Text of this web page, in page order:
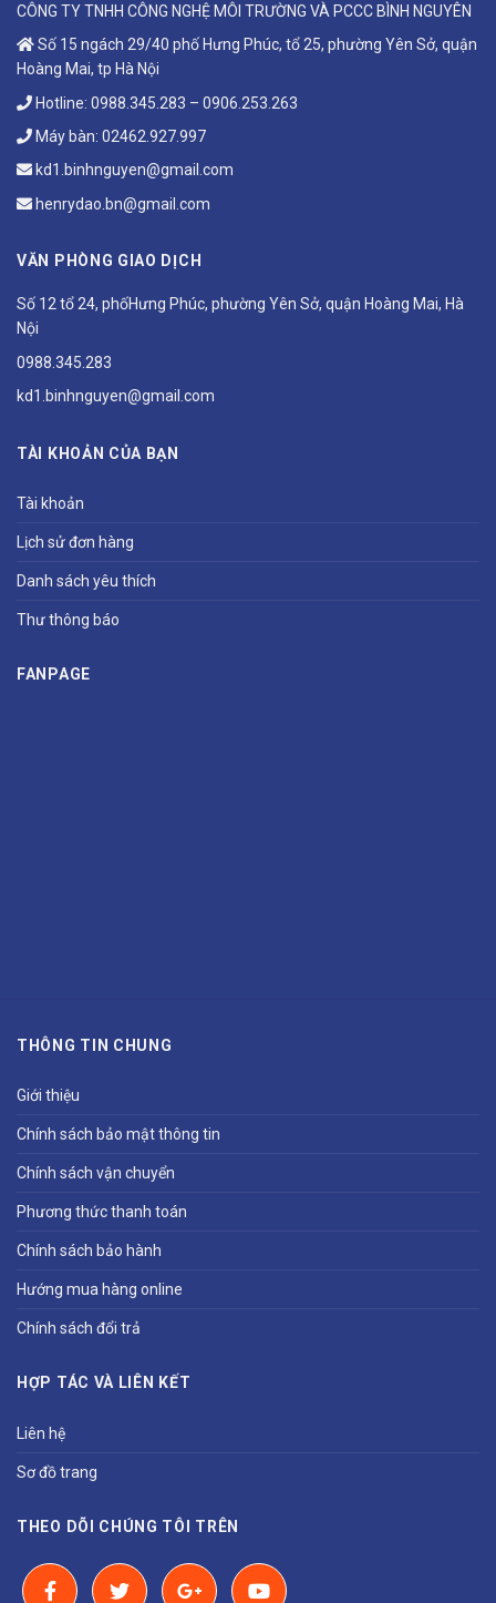
CÔNG TY TNHH CÔNG NGHỆ MÔI TRƯỜNG VÀ PCCC BÌNH NGUYÊN
Số 15 ngách 29/40 phố Hưng Phúc, tổ 25, phường Yên Sở, quận
Hoàng Mai, tp Hà Nội
Hotline: 0988.345.283 – 0906.253.263
Máy bàn: 02462.927.997
kd1.binhnguyen@gmail.com
henrydao.bn@gmail.com
VĂN PHÒNG GIAO DỊCH
Số 12 tổ 24, phốHưng Phúc, phường Yên Sở, quận Hoàng Mai, Hà
Nội
0988.345.283
kd1.binhnguyen@gmail.com
TÀI KHOẢN CỦA BẠN
Tài khoản
Lịch sử đơn hàng
Danh sách yêu thích
Thư thông báo
FANPAGE
THÔNG TIN CHUNG
Giới thiệu
Chính sách bảo mật thông tin
Chính sách vận chuyển
Phương thức thanh toán
Chính sách bảo hành
Hướng mua hàng online
Chính sách đổi trả
HỢP TÁC VÀ LIÊN KẾT
Liên hệ
Sơ đồ trang
THEO DÕI CHÚNG TÔI TRÊN